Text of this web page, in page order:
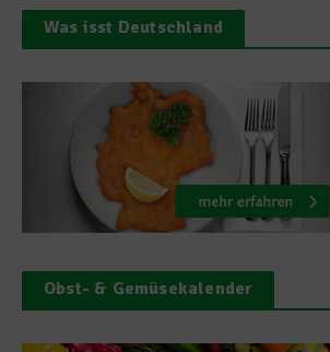
Was isst Deutschland
Obst- & Gemüsekalender